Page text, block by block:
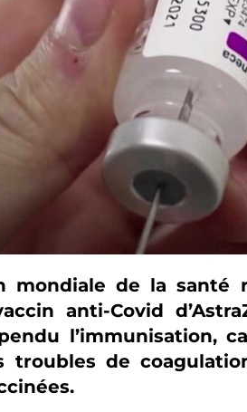
mondiale de la
anti-Covid
l’immunisation,
troubles de